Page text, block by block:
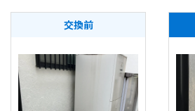
交換前